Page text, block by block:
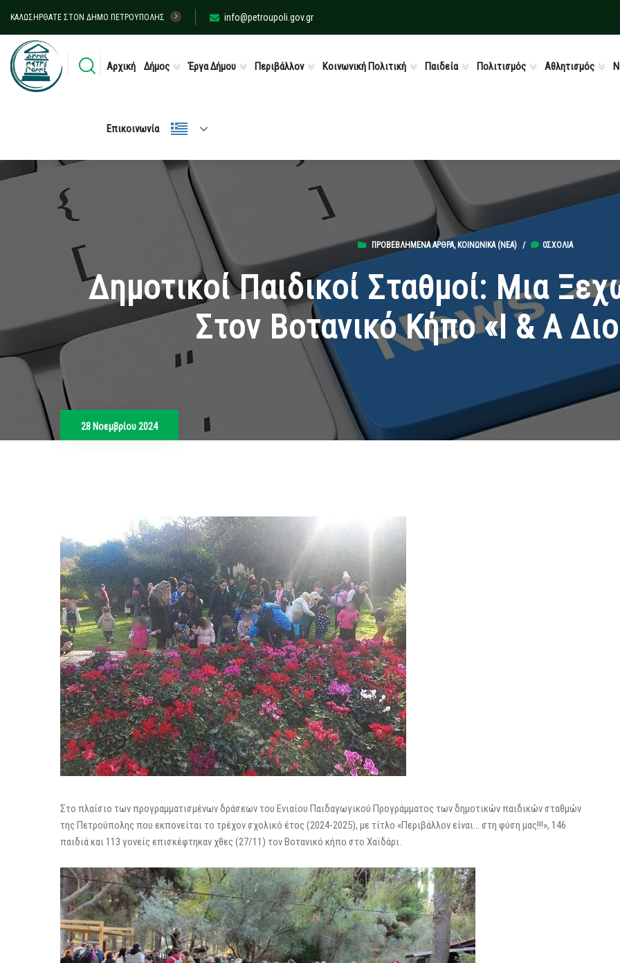
ΚΑΛΩΣΉΡΘΑΤΕ ΣΤΟΝ ΔΉΜΟ ΠΕΤΡΟΎΠΟΛΗΣ info@petroupoli.gov.gr
Αρχική Δήμος Έργα Δήμου Περιβάλλον Κοινωνική Πολιτική Παιδεία Πολιτισμός Αθλητισμός
Επικοινωνία
ΠΡΟΒΕΒΛΗΜΈΝΑ ΆΡΘΡΑ, ΚΟΙΝΩΝΙΚΆ (ΝΕΑ)/ 0ΣΧΌΛΙΑ
Δημοτικοί Παιδικοί Σταθμοί: Μια
Στον Βοτανικό Κήπο «Ι & Α
28 Νοεμβρίου 2024
Στο πλαίσιο των προγραμματισμένων δράσεων του Ενιαίου Παιδαγωγικού Προγράμματος των δημοτικών παιδικών σταθμών
της Πετρούπολης που εκπονείται το τρέχον σχολικό έτος (2024-2025), με τίτλο «Περιβάλλον είναι… στη φύση μας!!!», 146
παιδιά και 113 γονείς επισκέφτηκαν χθες (27/11) τον Βοτανικό κήπο στο Χαϊδάρι.